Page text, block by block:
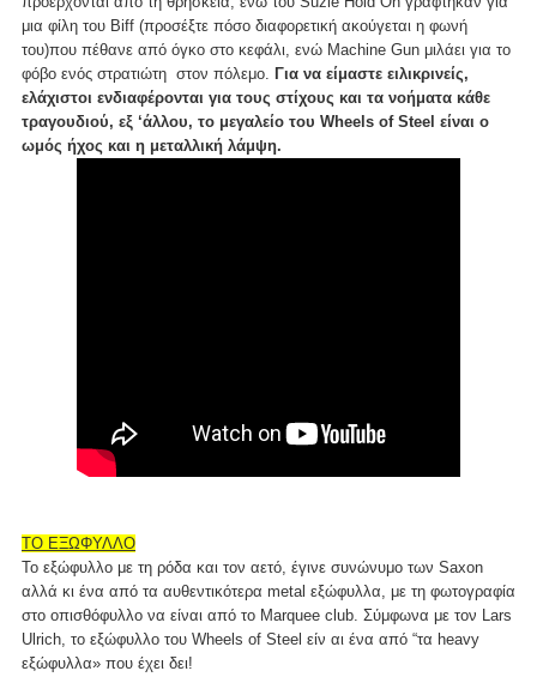
μια φίλη του Biff (προσέξτε πόσο διαφορετική ακούγεται η φωνή
του)που πέθανε από όγκο στο κεφάλι, ενώ Machine Gun μιλάει για το
φόβο ενός στρατιώτη στον πόλεμο. Για να είμαστε ειλικρινείς,
ελάχιστοι ενδιαφέρονται για τους στίχους και τα νοήματα κάθε
τραγουδιού, εξ ‘άλλου, το μεγαλείο του Wheels of Steel είναι ο
ωμός ήχος και η μεταλλική λάμψη.
ΤΟ ΕΞΩΦΥΛΛΟ
Το εξώφυλλο με τη ρόδα και τον αετό, έγινε συνώνυμο των Saxon
αλλά κι ένα από τα αυθεντικότερα metal εξώφυλλα, με τη φωτογραφία
στο οπισθόφυλλο να είναι από το Marquee club. Σύμφωνα με τον Lars
Ulrich, το εξώφυλλο του Wheels of Steel είν αι ένα από “τα heavy
εξώφυλλα» που έχει δει!